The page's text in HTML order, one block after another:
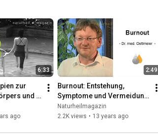
6:33
zur
und
ago
2:49
Burnout: Entstehung,
Symptome und Vermeidung
- Dr. med. Ralf Oettmeier
Naturheilmagazin
2.2K views • 13 years ago